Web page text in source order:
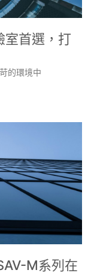
室首選，打
的環境中
M系列在